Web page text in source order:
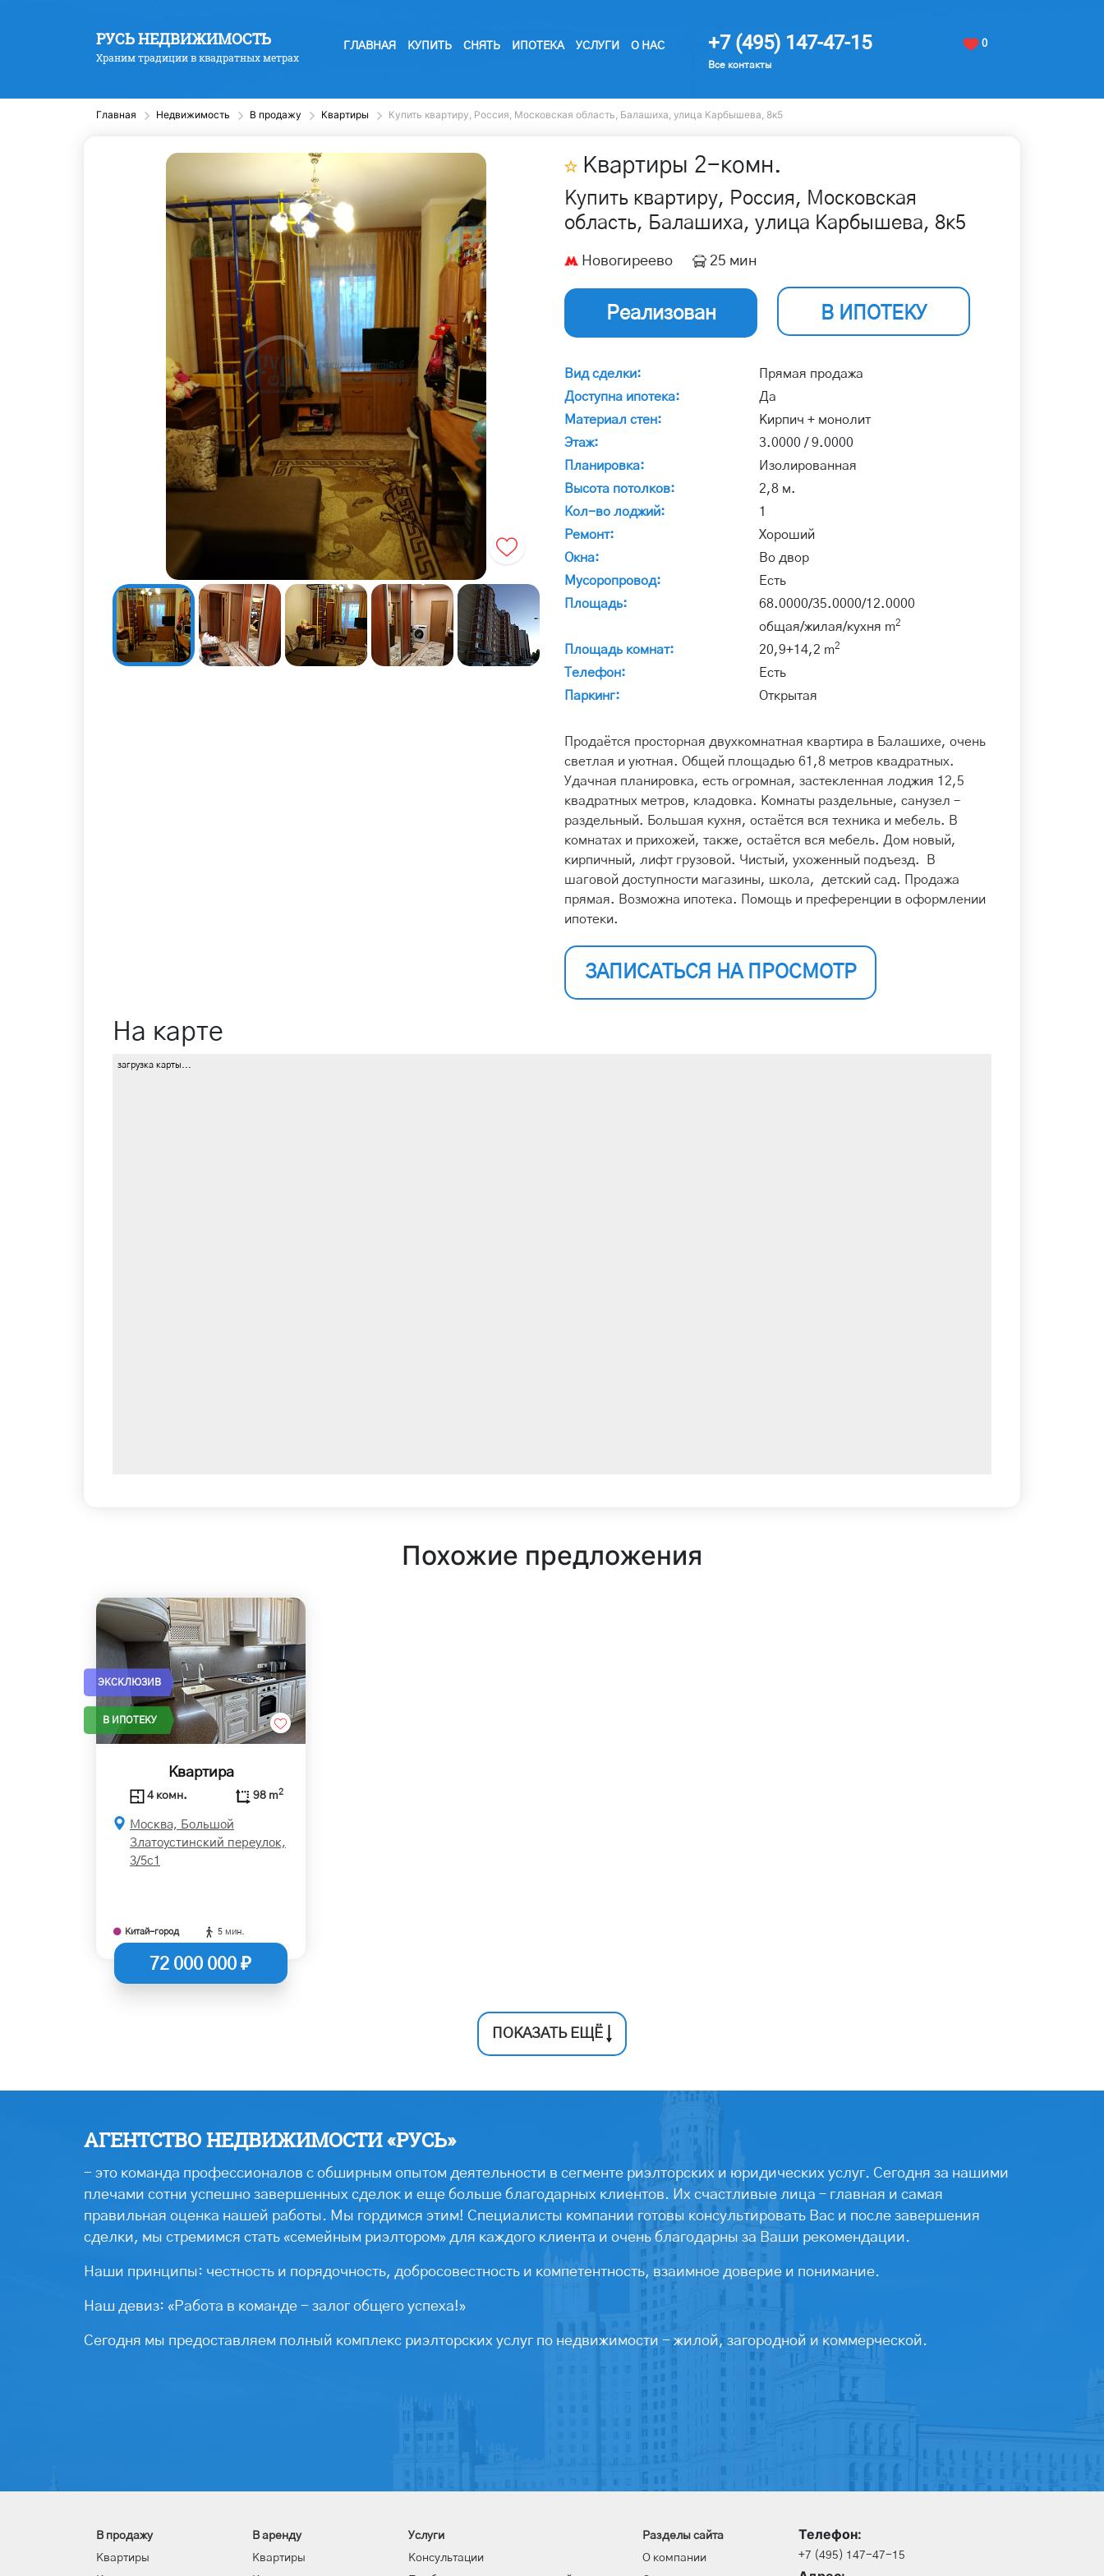
РУСЬ НЕДВИЖИМОСТЬ
Храним традиции в квадратных метрах
ГЛАВНАЯ КУПИТЬ СНЯТЬ ИПОТЕКА УСЛУГИ О НАС +7 (495) 147-47-15
Все контакты
0
Главная Недвижимость В продажу Квартиры Купить квартиру, Россия, Московская область, Балашиха, улица Карбышева, 8к5
Квартиры 2-комн.
Купить квартиру, Россия, Московская
область, Балашиха, улица Карбышева, 8к5
Новогиреево 25 мин
Реализован В ИПОТЕКУ
Вид сделки:
Прямая продажа
Доступна ипотека:
Да
Материал стен:
Кирпич + монолит
Этаж:
3.0000 / 9.0000
Планировка:
Изолированная
Высота потолков:
2,8 м.
Кол-во лоджий:
1
Ремонт:
Хороший
Окна:
Во двор
Мусоропровод:
Есть
Площадь:
68.0000/35.0000/12.0000
общая/жилая/кухня m2
Площадь комнат: 20,9+14,2 m2
Телефон:
Есть
Паркинг:
Открытая
Продаётся просторная двухкомнатная квартира в Балашихе, очень
светлая и уютная. Общей площадью 61,8 метров квадратных.
Удачная планировка, есть огромная, застекленная лоджия 12,5
квадратных метров, кладовка. Комнаты раздельные, санузел –
раздельный. Большая кухня, остаётся вся техника и мебель. В
комнатах и прихожей, также, остаётся вся мебель. Дом новый,
кирпичный, лифт грузовой. Чистый, ухоженный подъезд. В
шаговой доступности магазины, школа, детский сад. Продажа
прямая. Возможна ипотека. Помощь и преференции в оформлении
ипотеки.
ЗАПИСАТЬСЯ НА ПРОСМОТР
На карте
загрузка карты...
Похожие предложения
ЭКСКЛЮЗИВ
В ИПОТЕКУ
Квартира
4 комн. 98 m2
Москва, Большой
Златоустинский переулок,
3/5с1
Китай-город 5 мин.
72 000 000 ₽
ПОКАЗАТЬ ЕЩЁ
АГЕНТСТВО НЕДВИЖИМОСТИ «РУСЬ»
- это команда профессионалов с обширным опытом деятельности в сегменте риэлторских и юридических услуг. Сегодня за нашими
плечами сотни успешно завершенных сделок и еще больше благодарных клиентов. Их счастливые лица – главная и самая
правильная оценка нашей работы. Мы гордимся этим! Специалисты компании готовы консультировать Вас и после завершения
сделки, мы стремимся стать «семейным риэлтором» для каждого клиента и очень благодарны за Ваши рекомендации.
Наши принципы: честность и порядочность, добросовестность и компетентность, взаимное доверие и понимание.
Наш девиз: «Работа в команде - залог общего успеха!»
Сегодня мы предоставляем полный комплекс риэлторских услуг по недвижимости - жилой, загородной и коммерческой.
В продажу
Квартиры
В аренду
Квартиры
Услуги
Консультации
Разделы сайта
О компании
Телефон:
+7 (495) 147-47-15